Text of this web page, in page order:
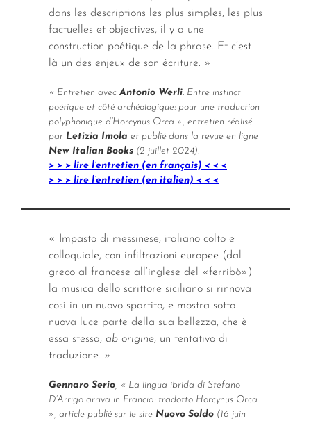
dans les descriptions les plus simples, les plus
factuelles et objectives, il y a une
construction poétique de la phrase. Et c’est
là un des enjeux de son écriture. »
« Entretien avec Antonio Werli. Entre instinct
poétique et côté archéologique: pour une traduction
polyphonique d’Horcynus Orca », entretien réalisé
par Letizia Imola et publié dans la revue en ligne
New Italian Books (2 juillet 2024).
> > > lire l’entretien (en français) < < <
> > > lire l’entretien (en italien) < < <
« Impasto di messinese, italiano colto e
colloquiale, con infiltrazioni europee (dal
greco al francese all’inglese del «ferribò»)
la musica dello scrittore siciliano si rinnova
così in un nuovo spartito, e mostra sotto
nuova luce parte della sua bellezza, che è
essa stessa, ab origine, un tentativo di
traduzione. »
Gennaro Serio, « La lingua ibrida di Stefano
D’Arrigo arriva in Francia: tradotto Horcynus Orca
», article publié sur le site Nuovo Soldo (16 juin